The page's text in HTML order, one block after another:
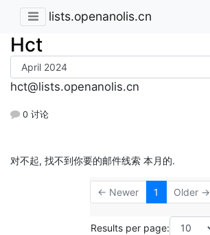
lists.openanolis.cn
Hct
hct@lists.openanolis.cn
0 讨论
对不起, 找不到你要的邮件线索 本月的.
← Newer 1 Older →
Results per page: